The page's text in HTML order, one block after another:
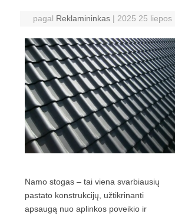
pagal Reklamininkas | 2025 25 liepos
Namo stogas – tai viena svarbiausių
pastato konstrukcijų, užtikrinanti
apsaugą nuo aplinkos poveikio ir